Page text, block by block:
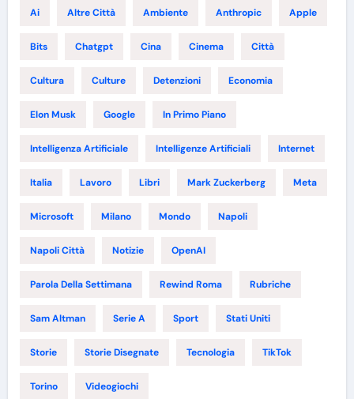
Ai Altre Città Ambiente Anthropic Apple
Bits Chatgpt Cina Cinema Città
Cultura Culture Detenzioni Economia
Elon Musk Google In Primo Piano
Intelligenza Artificiale Intelligenze Artificiali Internet
Italia Lavoro Libri Mark Zuckerberg Meta
Microsoft Milano Mondo Napoli
Napoli Città Notizie OpenAI
Parola Della Settimana Rewind Roma Rubriche
Sam Altman Serie A Sport Stati Uniti
Storie Storie Disegnate Tecnologia TikTok
Torino Videogiochi